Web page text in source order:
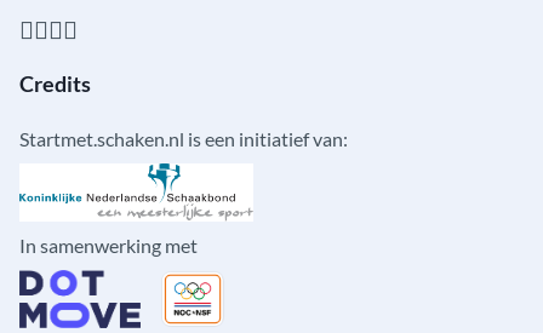
Credits
Startmet.schaken.nl is een initiatief van:
In samenwerking met